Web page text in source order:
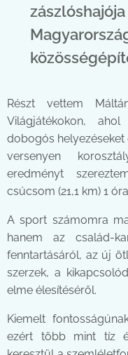
Részt vettem
Világjátékokon,
dobogós helyezéseket
versenyen
eredményt
csúcsom (21,1 km) 1
A sport számomra
hanem az család-
fenntartásáról, az új
szerzek, a
elme élesítéséről.
Kiemelt
ezért több mint tíz